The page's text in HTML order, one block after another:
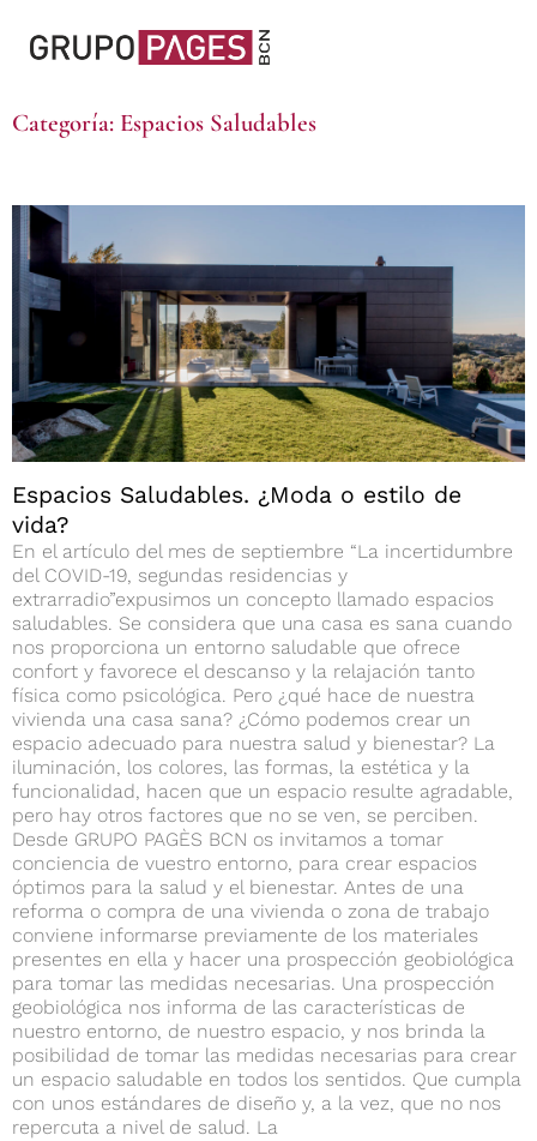
Categoría: Espacios Saludables
Espacios Saludables. ¿Moda o estilo de
vida?
En el artículo del mes de septiembre “La incertidumbre
del COVID-19, segundas residencias y
extrarradio”expusimos un concepto llamado espacios
saludables. Se considera que una casa es sana cuando
nos proporciona un entorno saludable que ofrece
confort y favorece el descanso y la relajación tanto
física como psicológica. Pero ¿qué hace de nuestra
vivienda una casa sana? ¿Cómo podemos crear un
espacio adecuado para nuestra salud y bienestar? La
iluminación, los colores, las formas, la estética y la
funcionalidad, hacen que un espacio resulte agradable,
pero hay otros factores que no se ven, se perciben.
Desde GRUPO PAGÈS BCN os invitamos a tomar
conciencia de vuestro entorno, para crear espacios
óptimos para la salud y el bienestar. Antes de una
reforma o compra de una vivienda o zona de trabajo
conviene informarse previamente de los materiales
presentes en ella y hacer una prospección geobiológica
para tomar las medidas necesarias. Una prospección
geobiológica nos informa de las características de
nuestro entorno, de nuestro espacio, y nos brinda la
posibilidad de tomar las medidas necesarias para crear
un espacio saludable en todos los sentidos. Que cumpla
con unos estándares de diseño y, a la vez, que no nos
repercuta a nivel de salud. La